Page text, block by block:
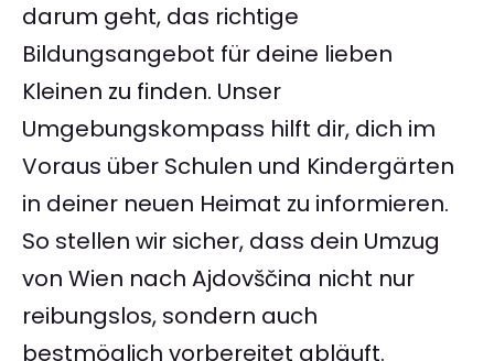
darum geht, das richtige
Bildungsangebot für deine lieben
Kleinen zu finden. Unser
Umgebungskompass hilft dir, dich im
Voraus über Schulen und Kindergärten
in deiner neuen Heimat zu informieren.
So stellen wir sicher, dass dein Umzug
von Wien nach Ajdovščina nicht nur
reibungslos, sondern auch
bestmöglich vorbereitet abläuft.